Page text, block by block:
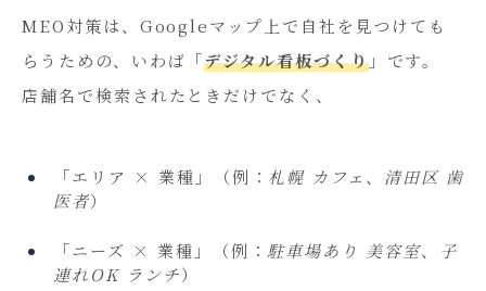
MEO対策は、Googleマップ上で自社を見つけても
らうための、いわば「デジタル看板づくり」です。
店舗名で検索されたときだけでなく、
「エリア × 業種」（例： 札幌 カフェ、 清田区 歯
医者）
「ニーズ × 業種」（例：駐車場あり 美容室、
子
連れOK ランチ）